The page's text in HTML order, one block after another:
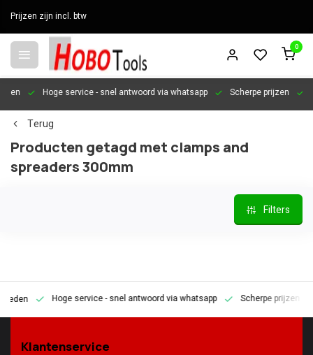
Prijzen zijn incl. btw
0
Hoge service- snel antwoord via whatsapp Scherpe prijzen
Terug
Producten getagd met clamps and
spreaders 300mm
Filters
Hoge service- snel antwoord via whatsapp Scherpe prijzen
Klantenservice